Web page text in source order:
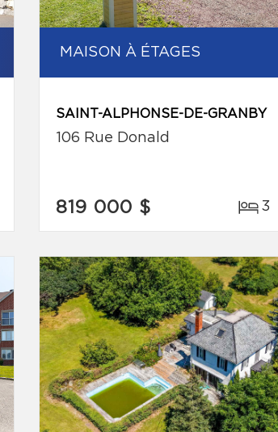
MAISON À ÉTAGES
SAINT-ALPHONSE-DE-GRANBY
106 Rue Donald
819 000 $ 3